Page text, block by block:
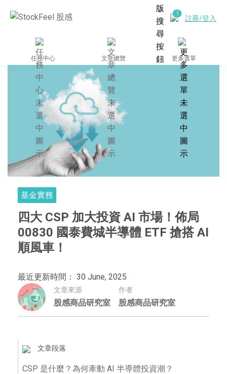
註冊/登入
任務中心 文章總覽 更多選單
基金實務
四大 CSP 加大投資 AI 市場！佈局
00830 國泰費城半導體 ETF 搶搭 AI
順風車！
最近更新時間： 30 June, 2025
文章來源
股感商品研究室
作者
股感商品研究室
文章段落
CSP 是什麼？為何牽動 AI 半導體投資潮？